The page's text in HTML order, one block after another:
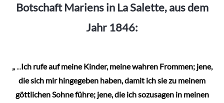
Botschaft Mariens in La Salette, aus dem
Jahr 1846:
„...Ich rufe auf meine Kinder, meine wahren Frommen; jene,
die sich mir hingegeben haben, damit ich sie zu meinem
göttlichen Sohne führe; jene, die ich sozusagen in meinen